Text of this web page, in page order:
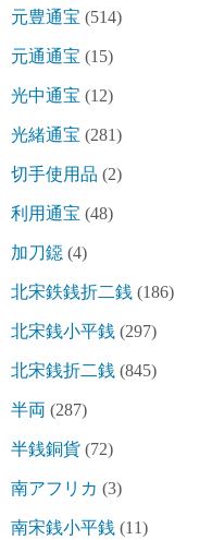
元豊通宝 (514)
元通通宝 (15)
光中通宝 (12)
光緒通宝 (281)
切手使用品 (2)
利用通宝 (48)
加刀鐚 (4)
北宋鉄銭折二銭 (186)
北宋銭小平銭 (297)
北宋銭折二銭 (845)
半両 (287)
半銭銅貨 (72)
南アフリカ (3)
南宋銭小平銭 (11)